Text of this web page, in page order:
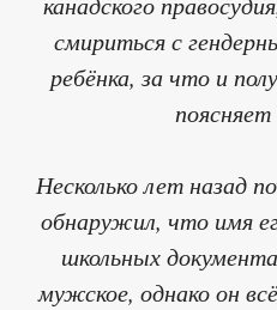
смириться с
ребёнка, за что и
поясняет
Несколько лет назад
обнаружил, что имя
школьных
мужское, однако он